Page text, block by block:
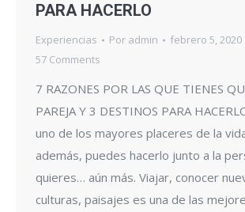
PARA HACERLO
Experiencias Por admin
febrero 5, 2020
57 Comments
7 RAZONES POR LAS QUE TIENES
PAREJA Y 3 DESTINOS PARA
uno de los mayores placeres de la
además, puedes hacerlo junto a la
quieres… aún más. Viajar, conocer
culturas, paisajes es una de las